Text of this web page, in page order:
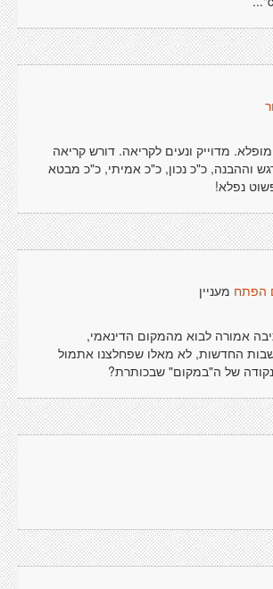
מדוייק ונעים לקריאה. דורש קריאה
וההבנה, כ"כ נכון, כ"כ אמיתי, כ"כ מבטא
נפלא!
הפתח מעניין
אמורה לבוא מהמקום הדינאמי,
החדשות, לא מאלו שפחלצנו אתמול
של ה"במקום" שבכותרת?